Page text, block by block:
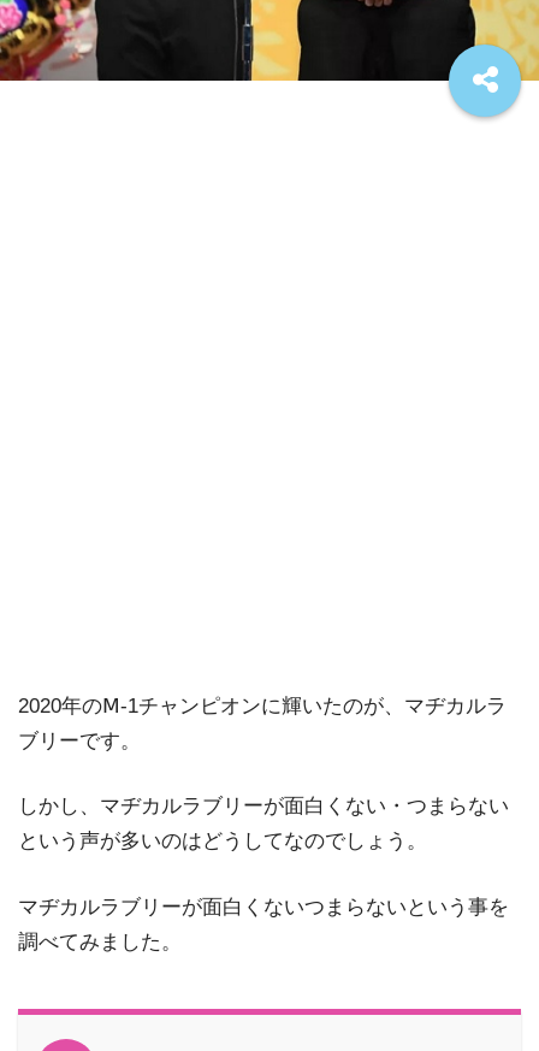
2020年のⅯ-1チャンピオンに輝いたのが、マヂカルラ
ブリーです。
しかし、マヂカルラブリーが面白くない・つまらない
という声が多いのはどうしてなのでしょう。
マヂカルラブリーが面白くないつまらないという事を
調べてみました。